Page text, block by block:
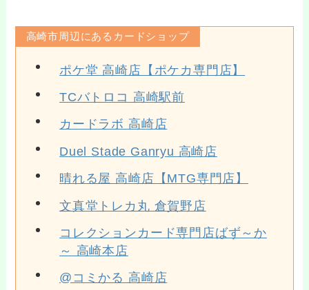
高崎市周辺にあるカードショップ
ポケ堂 高崎店【ポケカ専門店】
TCバトロコ 高崎駅前
カードラボ 高崎店
Duel Stade Ganryu 高崎店
晴れる屋 高崎店【MTG専門店】
文真堂トレカ丸 倉賀野店
コレクションカード専門店ばず～か
～ 高崎本店
@コミかる 高崎店